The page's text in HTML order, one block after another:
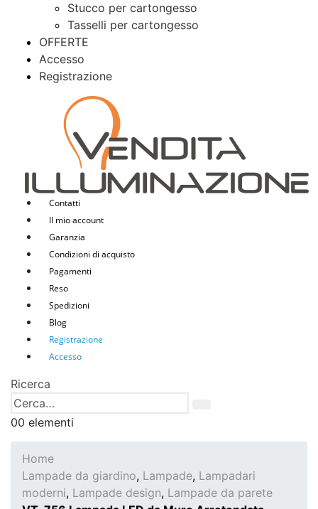
Stucco per cartongesso
Tasselli per cartongesso
OFFERTE
Accesso
Registrazione
Contatti
Il mio account
Garanzia
Condizioni di acquisto
Pagamenti
Reso
Spedizioni
Blog
Registrazione
Accesso
Ricerca
00 elementi
Home
Lampade da giardino, Lampade, Lampadari
moderni, Lampade design, Lampade da parete